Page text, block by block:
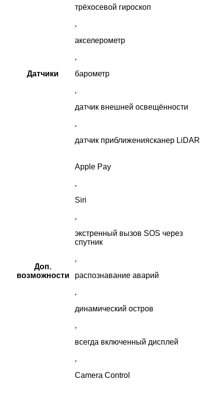
Датчики
трёхосевой гироскоп
,
акселерометр
,
барометр
,
датчик внешней освещённости
,
датчик приближениясканер LiDAR
Доп.
возможности
Apple Pay
,
Siri
,
экстренный вызов SOS через
спутник
,
распознавание аварий
,
динамический остров
,
всегда включенный дисплей
,
Camera Control